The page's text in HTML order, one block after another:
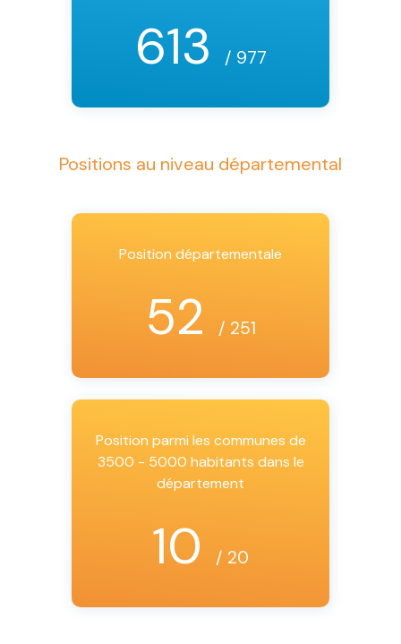
613 / 977
Positions au niveau départemental
Position départementale
52 / 251
Position parmi les communes de
3500 - 5000 habitants dans le
département
10 / 20